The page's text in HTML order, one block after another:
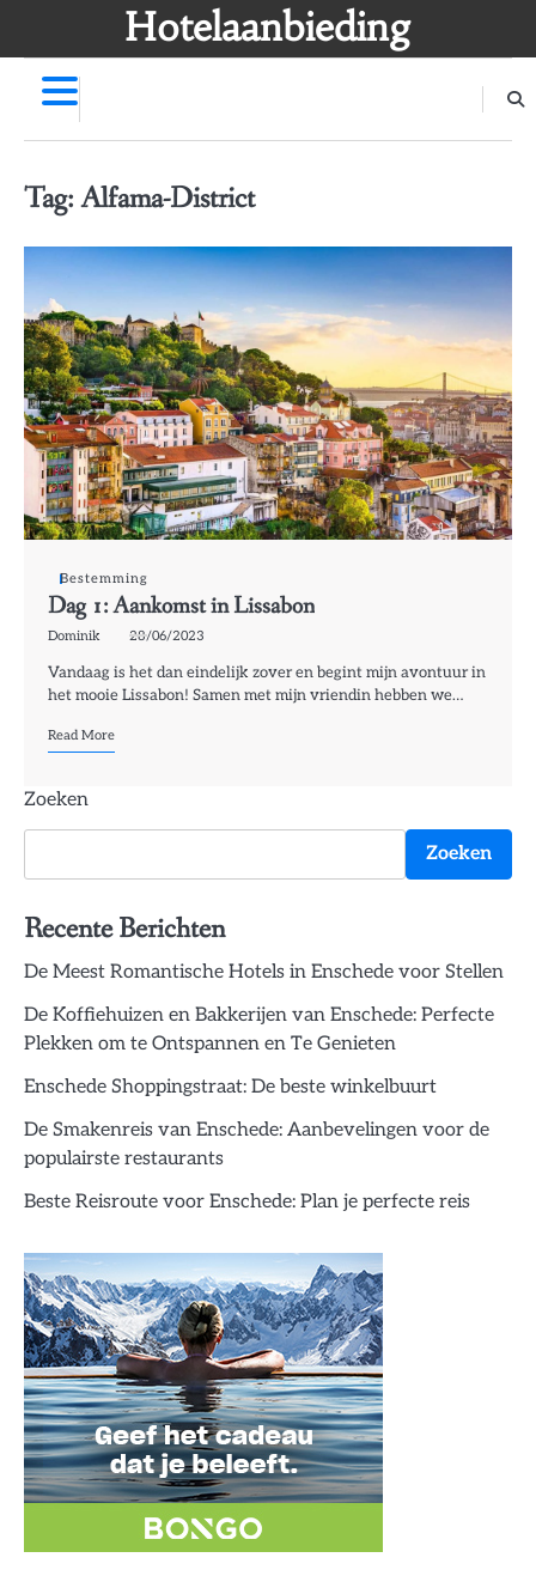
Hotelaanbieding
Tag:Alfama-District
Bestemming
Dag 1: Aankomst in Lissabon
Dominik 28/06/2023
Vandaag is het dan eindelijk zover en begint mijn avontuur in
het mooie Lissabon! Samen met mijn vriendin hebben we…
Read More
Zoeken
Zoeken
Recente Berichten
De Meest Romantische Hotels in Enschede voor Stellen
De Koffiehuizen en Bakkerijen van Enschede: Perfecte
Plekken om te Ontspannen en Te Genieten
Enschede Shoppingstraat: De beste winkelbuurt
De Smakenreis van Enschede: Aanbevelingen voor de
populairste restaurants
Beste Reisroute voor Enschede: Plan je perfecte reis